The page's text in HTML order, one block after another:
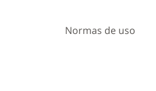
Normas de uso